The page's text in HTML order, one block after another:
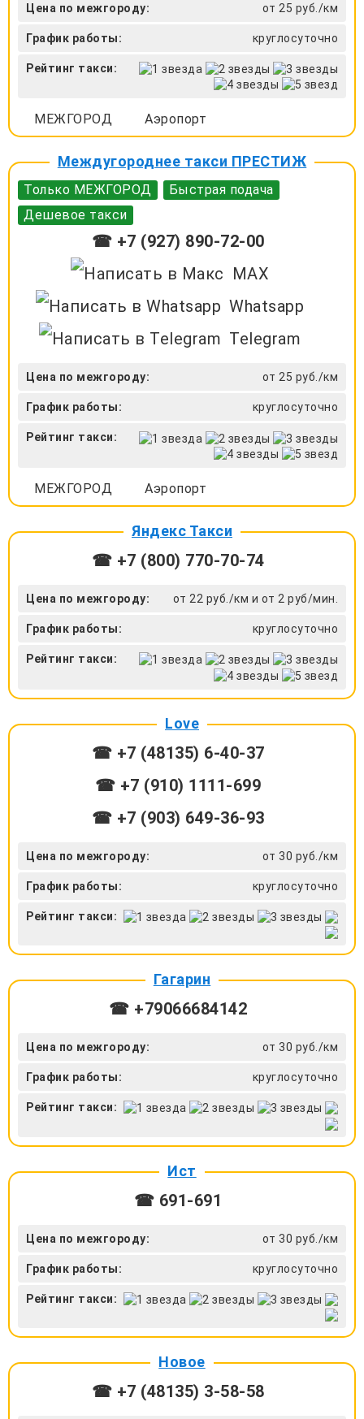
Цена по межгороду: от 25 руб./км
График работы: круглосуточно
Рейтинг такси:
МЕЖГОРОД Аэропорт
Междугороднее такси ПРЕСТИЖ
Только МЕЖГОРОД
Быстрая подача
Дешевое такси
☎ +7 (927) 890-72-00
MAX
Whatsapp
Telegram
Цена по межгороду: от 25 руб./км
График работы: круглосуточно
Рейтинг такси:
МЕЖГОРОД Аэропорт
Яндекс Такси
☎ +7 (800) 770-70-74
Цена по межгороду: от 22 руб./км и от 2 руб/мин.
График работы: круглосуточно
Рейтинг такси:
Love
☎ +7 (48135) 6-40-37
☎ +7 (910) 1111-699
☎ +7 (903) 649-36-93
Цена по межгороду: от 30 руб./км
График работы: круглосуточно
Рейтинг такси:
Гагарин
☎ +79066684142
Цена по межгороду: от 30 руб./км
График работы: круглосуточно
Рейтинг такси:
Ист
☎ 691-691
Цена по межгороду: от 30 руб./км
График работы: круглосуточно
Рейтинг такси:
Новое
☎ +7 (48135) 3-58-58